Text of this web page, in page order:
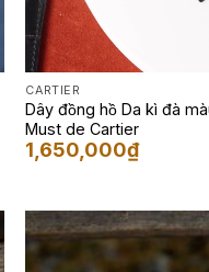
CARTIER
Dây đồng hồ Da kì đà
Must de Cartier
1,650,000₫